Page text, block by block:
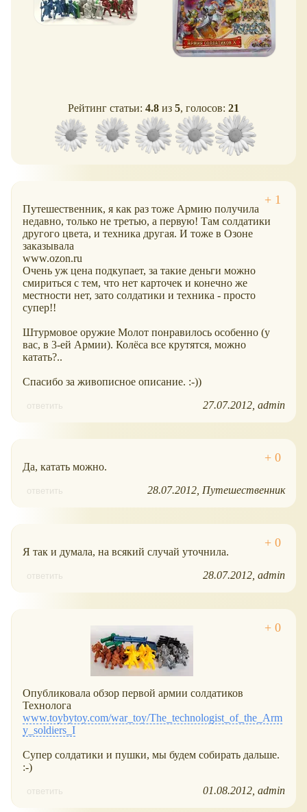
Рейтинг статьи: 4.8 из 5, голосов: 21
Путешественник, я как раз тоже Армию получила
недавно, только не третью, а первую! Там солдатики
другого цвета, и техника другая. И тоже в Озоне
заказывала
www.ozon.ru
Очень уж цена подкупает, за такие деньги можно
смириться с тем, что нет карточек и конечно же
местности нет, зато солдатики и техника - просто
супер!!
Штурмовое оружие Молот понравилось особенно (у
вас, в 3-ей Армии). Колёса все крутятся, можно
катать?..
Спасибо за живописное описание. :-))
ответить 27.07.2012 admin
Да, катать можно.
ответить 28.07.2012 Путешественник
Я так и думала, на всякий случай уточнила.
ответить 28.07.2012 admin
Опубликовала обзор первой армии солдатиков
Технолога
www.toybytoy.com/war_toy/The_technologist_of_the_Arm
y_soldiers_I
Супер солдатики и пушки, мы будем собирать дальше.
:-)
ответить 01.08.2012 admin